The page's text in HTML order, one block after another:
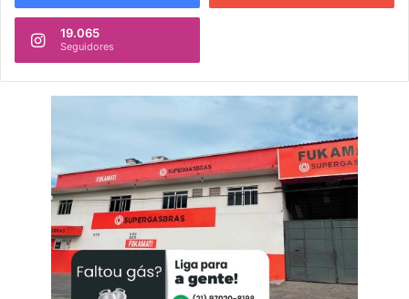
19.065
Seguidores